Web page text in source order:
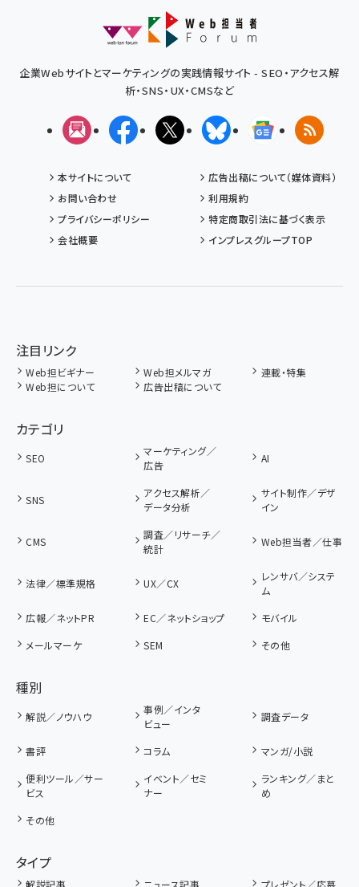
企業Webサイトとマーケティングの実践情報サイト - SEO・アクセス解
析・SNS・UX・CMSなど
メルマガFacebookX(エックス)BlueskyGoogleニュ
RSS
本サイトについて
広告出稿について（媒体資料）
お問い合わせ
利用規約
プライバシーポリシー
特定商取引法に基づく表示
会社概要
インプレスグループTOP
注目リンク
Web担ビギナー Web担メルマガ
連載・特集
Web担について
広告出稿について
カテゴリ
SEO
マーケティング／
広告
AI
SNS
アクセス解析／
データ分析
サイト制作／デザ
イン
CMS
調査／リサーチ／
統計
Web担当者／仕事
法律／標準規格 UX／CX
レンサバ／システ
ム
広報／ネットPR
EC／ネットショップ
モバイル
メールマーケ
SEM その他
種別
解説／ノウハウ
事例／インタ
ビュー
調査データ
書評 コラム
マンガ/小説
便利ツール／サー
ビス
イベント／セミ
ナー
ランキング／まと
め
その他
タイプ
解説記事 ニュース記事 プレゼント／応募